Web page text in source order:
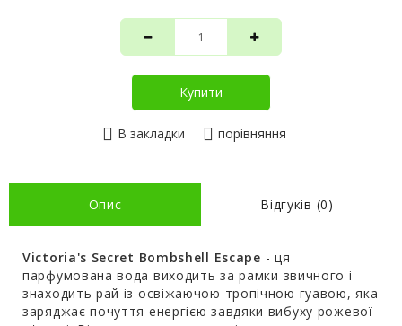
Купити
В закладки порівняння
Опис Відгуків (0)
Victoria's Secret Bombshell Escape - ця
парфумована вода виходить за рамки звичного і
знаходить рай із освіжаючою тропічною гуавою, яка
заряджає почуття енергією завдяки вибуху рожевої